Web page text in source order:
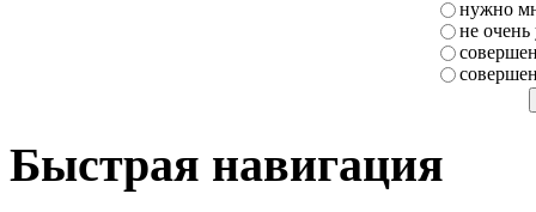
нужно
не очень
Быстрая навигация